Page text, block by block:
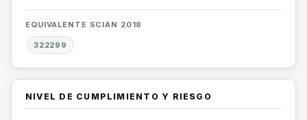
EQUIVALENTE SCIAN 2018
322299
NIVEL DE CUMPLIMIENTO Y RIESGO